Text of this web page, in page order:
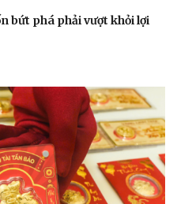
bứt phá phải vượt khỏi lợi